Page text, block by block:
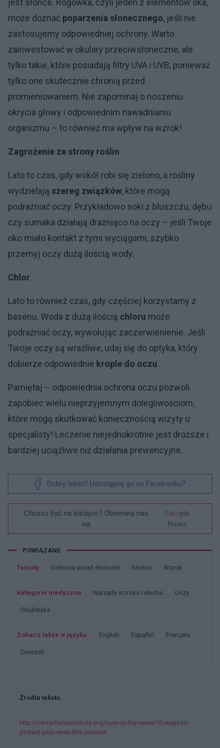
może doznać poparzenia słonecznego, jeśli nie
zastosujemy odpowiedniej ochrony. Warto
zainwestować w okulary przeciwsłoneczne, ale
tylko takie, które posiadają filtry UVA i UVB, ponieważ
tylko one skutecznie chronią przed
promieniowaniem. Nie zapominaj o noszeniu
okrycia głowy i odpowiednim nawadnianiu
organizmu – to również ma wpływ na wzrok!
Zagrożenie ze strony roślin
Lato to czas, gdy wokół robi się zielono, a rośliny
wydzielają szereg związków, które mogą
podrażniać oczy. Przykładowo soki z bluszczu, dębu
czy sumaka działają drażniąco na oczy – jeśli Twoje
oko miało kontakt z tymi wyciągami, szybko
przemyj oczy dużą ilością wody.
Chlor
Lato to również czas, gdy częściej korzystamy z
basenu. Woda z dużą ilością chloru może
podrażniać oczy, wywołując zaczerwienienie. Jeśli
Twoje oczy są wrażliwe, udaj się do optyka, który
dobierze odpowiednie krople do oczu.
Pamiętaj – odpowiednia ochrona oczu pozwoli
zapobiec wielu nieprzyjemnym dolegliwościom,
które mogą skutkować koniecznością wizyty u
specjalisty! Leczenie niejednokrotnie jest droższe i
bardziej uciążliwe niż działania prewencyjne.
Dobry tekst? Udostępnij go na Facebooku?
Chcesz być na bieżąco? Obserwuj nas
na
Google
News
POWIĄZANE
Tematy Ochrona przed słońcem Słońce Wzrok
Kategorie medyczne Narządy wzroku i słuchu Oczy
Okulistyka
Zobacz także w języku english español français
deutsch
Źródła tekstu
http://centerforvisionloss.org/eyes-in-the-news/10-ways-to-
protect-your-eyes-this-summer